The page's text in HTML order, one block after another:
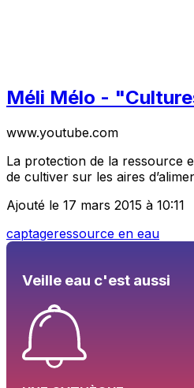
Méli Mélo -
www.youtube.com
La protection de la ressource
de cultiver sur les aires
Ajouté le 17 mars 2015 à 10:11
captageressource en eau
Veille eau c'est aussi